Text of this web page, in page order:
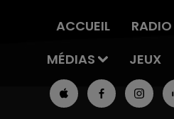
ACCUEIL RADIO
MÉDIAS
JEUX